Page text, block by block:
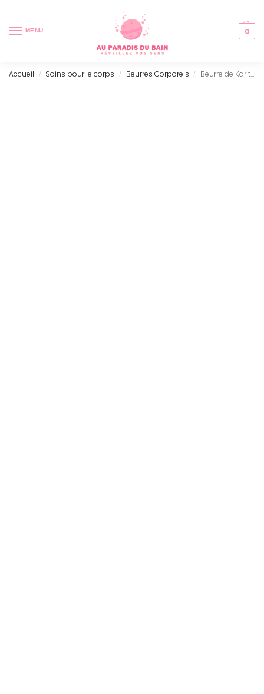
MENU 0
Accueil / Soins pour le corps / Beurres Corporels / Beurre de Karité – Noix de Coco (90g)